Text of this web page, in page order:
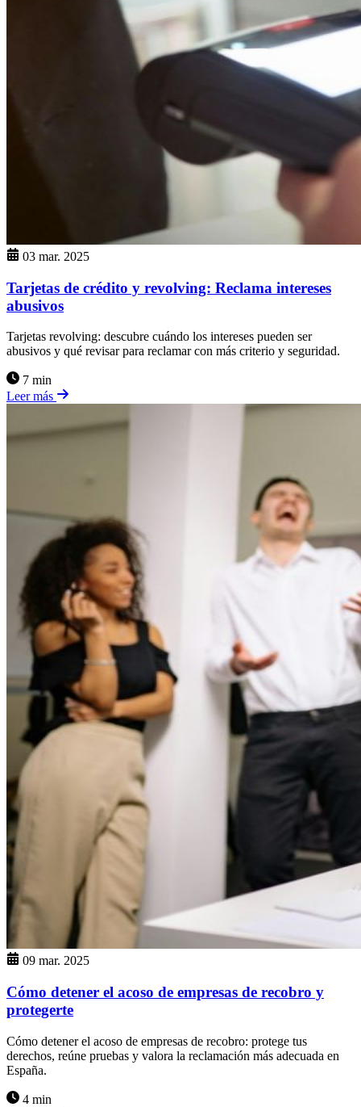
03 mar. 2025
Tarjetas de crédito y revolving: Reclama intereses
abusivos
Tarjetas revolving: descubre cuándo los intereses pueden ser
abusivos y qué revisar para reclamar con más criterio y seguridad.
7 min
Leer más
09 mar. 2025
Cómo detener el acoso de empresas de recobro y
protegerte
Cómo detener el acoso de empresas de recobro: protege tus
derechos, reúne pruebas y valora la reclamación más adecuada en
España.
4 min